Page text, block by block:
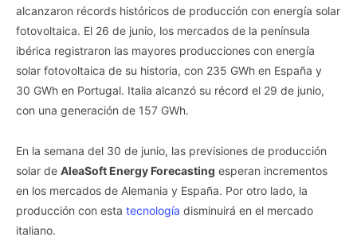
alcanzaron récords históricos de producción con energía solar
fotovoltaica. El 26 de junio, los mercados de la península
ibérica registraron las mayores producciones con energía
solar fotovoltaica de su historia, con 235 GWh en España y
30 GWh en Portugal. Italia alcanzó su récord el 29 de junio,
con una generación de 157 GWh.
En la semana del 30 de junio, las previsiones de producción
solar de AleaSoft Energy Forecasting esperan incrementos
en los mercados de Alemania y España. Por otro lado, la
producción con esta tecnología disminuirá en el mercado
italiano.